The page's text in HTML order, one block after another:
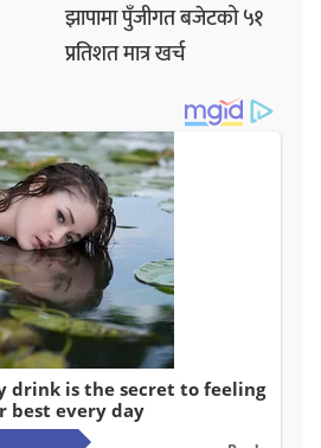
झापामा पुँजीगत बजेटको ५१
प्रतिशत मात्र खर्च